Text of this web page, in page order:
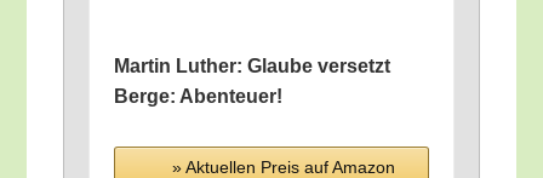
Mar­tin Luther: Glau­be ver­setzt
Ber­ge: Abenteuer!
» Aktu­el­len Preis auf Ama­zon